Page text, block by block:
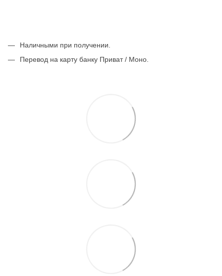
Наличными при получении.
Перевод на карту банку Приват / Моно.